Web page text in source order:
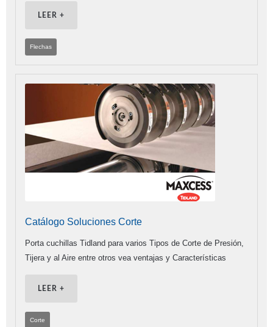
LEER +
Flechas
Catálogo Soluciones Corte
Porta cuchillas Tidland para varios Tipos de Corte de Presión,
Tijera y al Aire entre otros vea ventajas y Características
LEER +
Corte